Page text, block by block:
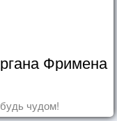
Фримена
чудом!